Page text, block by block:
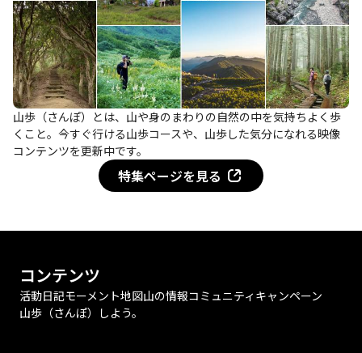
山歩（さんぽ）とは、山や身のまわりの自然の中を気持ちよく歩
くこと。今すぐ行ける山歩コースや、山歩した気分になれる映像
コンテンツを更新中です。
特集ページを見る
コンテンツ
活動日記モーメント地図山の情報コミュニティ キャンペーン
山歩（さんぽ）しよう。